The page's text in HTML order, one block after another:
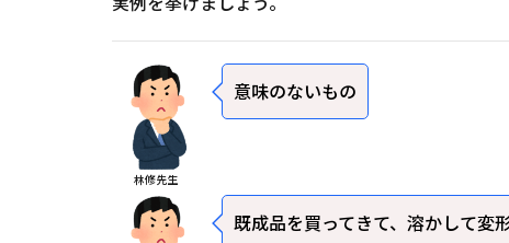
林修先生
意味のないもの
既成品を買ってきて、溶かして変